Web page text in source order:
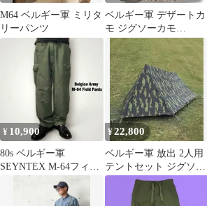
M64 ベルギー軍 ミリタ
リーパンツ
ベルギー軍 デザートカ
モ ジグソーカモ
SEYNTEX ミリタリー
古着 L-L
¥ 10,900
80s ベルギー軍
SEYNTEX M-64フィー
ルドパンツ1986年製
¥22,800
ベルギー軍 放出 2人用
テントセット ジグソー
カモ